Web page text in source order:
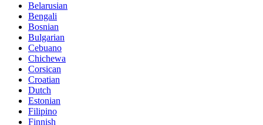
Belarusian
Bengali
Bosnian
Bulgarian
Cebuano
Chichewa
Corsican
Croatian
Dutch
Estonian
Filipino
Finnish